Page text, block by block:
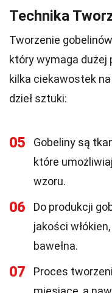
Technika
Tworzenie
który wymaga dużej
kilka ciekawostek
dzieł sztuki:
05
Gobeliny są
które
wzoru.
06
Do produkcji
jakości
bawełna.
07
Proces